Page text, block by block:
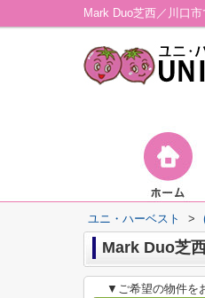
Mark Duo芝西／川口
ユニ・ハーベスト >
Mark Duo芝
▼ご希望の物件を